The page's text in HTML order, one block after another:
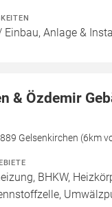
Anlage &
& Özdemir
Gelsenkirchen (6km
BHKW,